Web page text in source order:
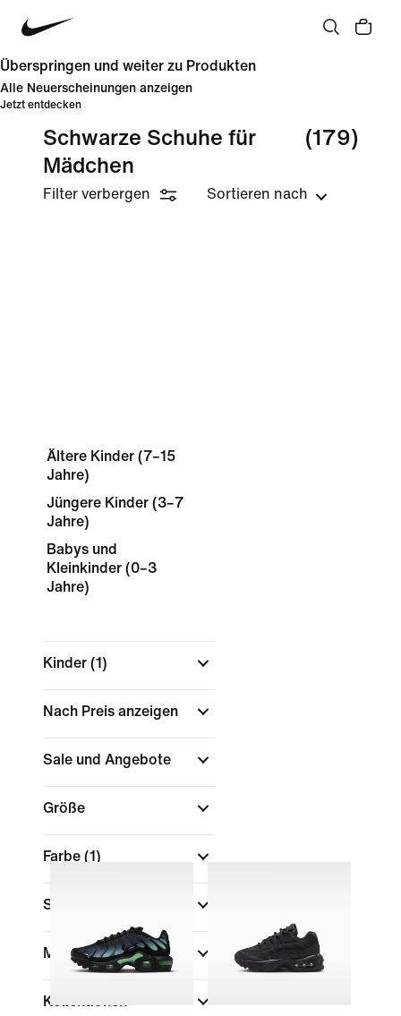
Überspringen und weiter zu Produkten
Alle Neuerscheinungen anzeigen
Jetzt entdecken
Schwarze Schuhe für
Mädchen
(179)
Filter verbergen Sortieren nach
Ältere Kinder (7–15
Jahre)
Jüngere Kinder (3–7
Jahre)
Babys und
Kleinkinder (0–3
Jahre)
Kinder (1)
Nach Preis anzeigen
Sale und Angebote
Größe
Farbe (1)
Sport
Marke
Kollektionen